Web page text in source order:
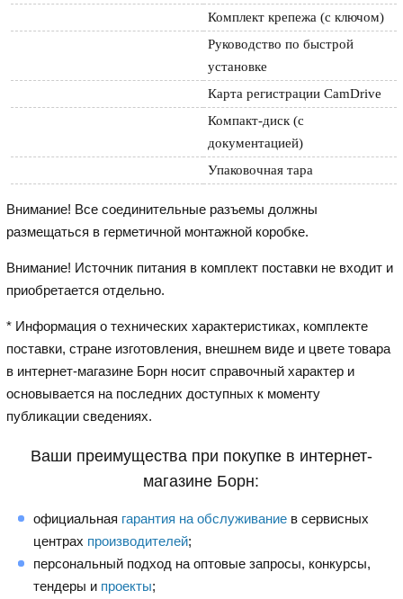
Комплект крепежа (с ключом)
Руководство по быстрой
установке
Карта регистрации CamDrive
Компакт-диск (с
документацией)
Упаковочная тара
Внимание! Все соединительные разъемы должны
размещаться в герметичной монтажной коробке.
Внимание! Источник питания в комплект поставки не входит и
приобретается отдельно.
* Информация о технических характеристиках, комплекте
поставки, стране изготовления, внешнем виде и цвете товара
в интернет-магазине Борн носит справочный характер и
основывается на последних доступных к моменту
публикации сведениях.
Ваши преимущества при покупке в интернет-
магазине Борн:
официальная гарантия на обслуживание в сервисных
центрах производителей;
персональный подход на оптовые запросы, конкурсы,
тендеры и проекты;